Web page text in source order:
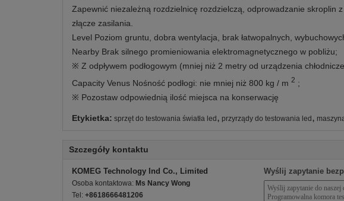
Zapewnić niezależną rozdzielnicę rozdzielczą, odprowadzanie skroplin
złącze zasilania.
Level Poziom gruntu, dobra wentylacja, brak łatwopalnych,
Nearby Brak silnego promieniowania elektromagnetycznego w pobliżu;
※ Z odpływem podłogowym (mniej niż 2 metry od urządzenia
Capacity Venus Nośność podłogi: nie mniej niż 800 kg / m 2 ;
※ Pozostaw odpowiednią ilość miejsca na konserwację
Etykietka: sprzęt do testowania światła led, przyrządy do testowania led,
Szczegóły kontaktu
KOMEG Technology Ind Co., Limited
Osoba kontaktowa: Ms Nancy Wong
Tel: +8618666481206
Wyślij zapytanie